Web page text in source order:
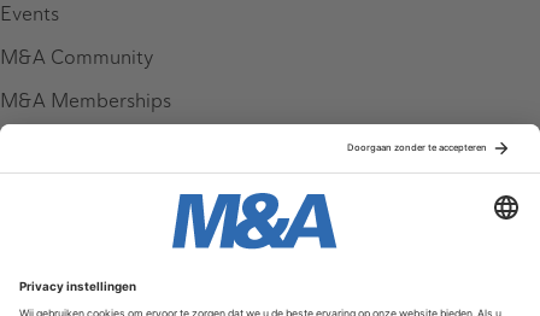
Events
M&A Community
M&A Memberships
Service & Contact